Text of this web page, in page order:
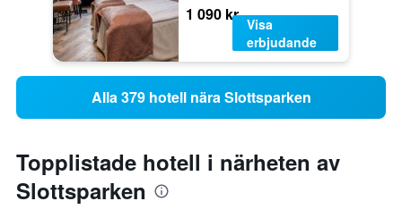
1 090 kr
Visa
erbjudande
Alla 379 hotell nära Slottsparken
Topplistade hotell i närheten av
Slottsparken